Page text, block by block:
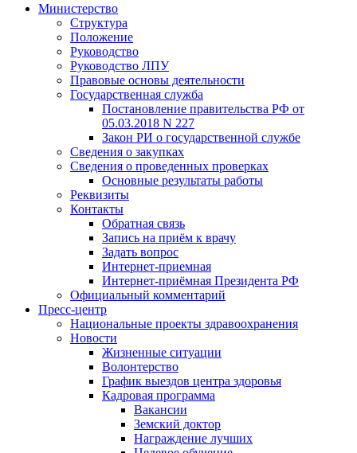
Министерство
Структура
Положение
Руководство
Руководство ЛПУ
Правовые основы деятельности
Государственная служба
Постановление правительства РФ от
05.03.2018 N 227
Закон РИ о государственной службе
Сведения о закупках
Сведения о проведенных проверках
Основные результаты работы
Реквизиты
Контакты
Обратная связь
Запись на приём к врачу
Задать вопрос
Интернет-приемная
Интернет-приёмная Президента РФ
Официальный комментарий
Пресс-центр
Национальные проекты здравоохранения
Новости
Жизненные ситуации
Волонтерство
График выездов центра здоровья
Кадровая программа
Вакансии
Земский доктор
Награждение лучших